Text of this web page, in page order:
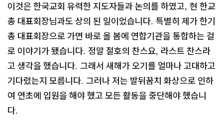
이것은 한국교회 유력한 지도자들과 논의를 하였고, 현 한교
총 대표회장님과도 상의 된 일이었습니다. 특별히 제가 한기
총 대표회장으로 가면 바로 올 봄에 연합기관을 통합하는 걸
로 이야기가 됐습니다. 정말 절호의 찬스요, 라스트 찬스라
고 생각을 했습니다. 그래서 새해가 오기를 얼마나 고대하고
기다렸는지 모릅니다. 그러나 저는 발뒤꿈치 화상으로 인하
여 연초에 입원을 해야 했고 모든 활동을 중단해야 했습니
다.